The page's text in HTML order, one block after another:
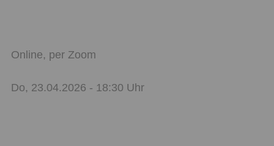
Online, per Zoom
Do, 23.04.2026 - 18:30 Uhr